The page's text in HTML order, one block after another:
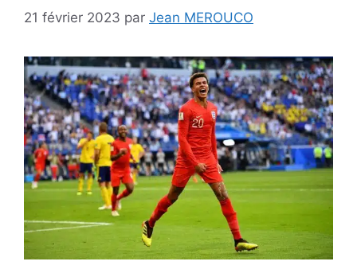
21 février 2023 par Jean MEROUCO